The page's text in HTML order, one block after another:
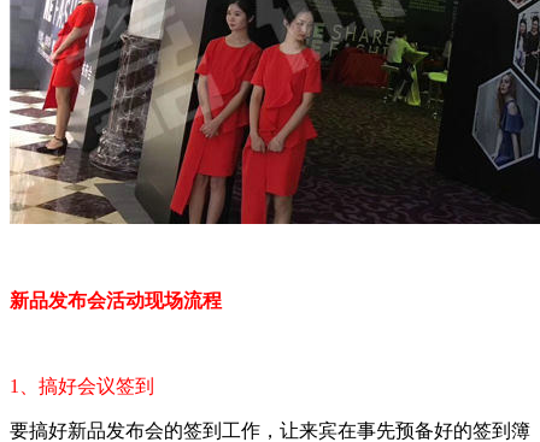
新品发布会活动现场流程
1、搞好会议签到
要搞好新品发布会的签到工作，让来宾在事先预备好的签到簿